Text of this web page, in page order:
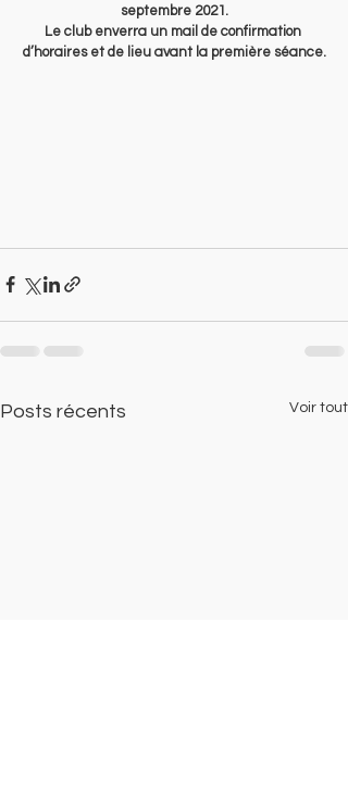
septembre 2021.
Le club enverra un mail de confirmation
d’horaires et de lieu avant la première séance.
Posts récents Voir tout